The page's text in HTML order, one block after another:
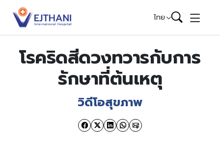
Skip to content
ไทย
โรคริดสีดวงทวารกับการ
รักษาที่ต้นเหตุ
วิดีโอสุขภาพ